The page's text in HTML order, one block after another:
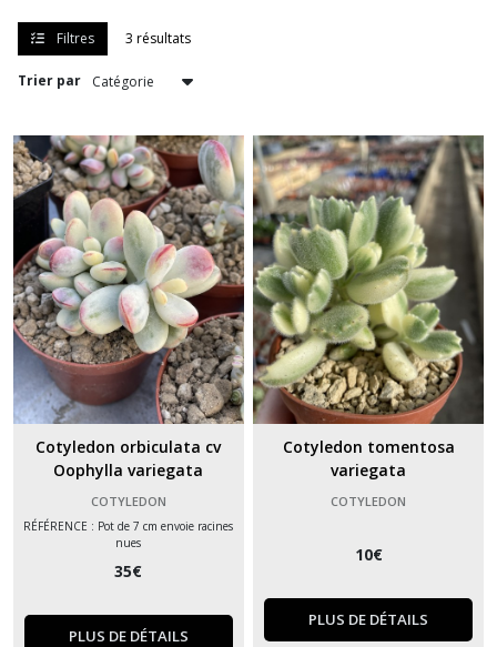
Filtres 3 résultats
Trier par
Cotyledon orbiculata cv
Oophylla variegata
COTYLEDON
RÉFÉRENCE : Pot de 7 cm envoie racines
nues
35€
PLUS DE DÉTAILS
Cotyledon tomentosa
variegata
COTYLEDON
10€
PLUS DE DÉTAILS
Aloe
Aloe
hybride
(10)
Anacampseros
(2)
Asclepiadaceae
(7)
Bulbe
(3)
Broméliacées
Bulbine
(3)